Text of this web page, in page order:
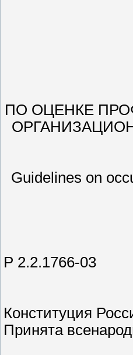
ПО ОЦЕНКЕ
Guidelines on
P 2.2.1766-03
Конституция
Принята